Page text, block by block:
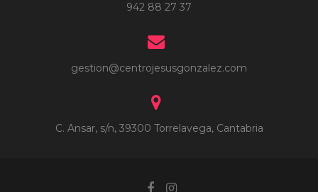
942 88 27 37
gestion@centrojesusgonzalez.com
C. Ansar, s/n, 39300 Torrelavega, Cantabria
Facebook
Instagram